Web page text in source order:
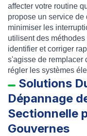
affecter votre routine
propose un service
minimiser les
utilisent des
identifier et corriger
s'agisse de remplacer
régler les systèmes
Solutions
Dépannage
Sectionnelle
Gouvernes